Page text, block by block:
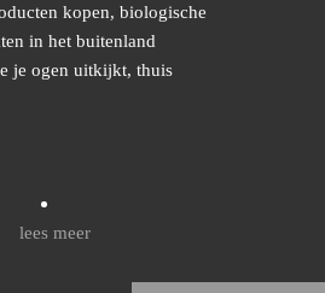
kopen, biologische
in het buitenland
je ogen uitkijkt, thuis
lees meer